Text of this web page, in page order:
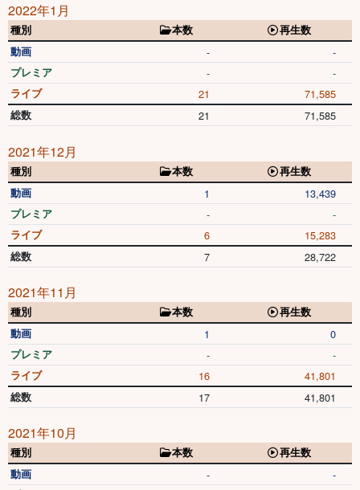
2022年1月
種別 本数
再生数
動画
- -
プレミア - -
ライブ 21 71,585
総数 21 71,585
2021年12月
種別 本数
再生数
動画
1 13,439
プレミア - -
ライブ 6 15,283
総数 7 28,722
2021年11月
種別 本数
再生数
動画
1 0
プレミア - -
ライブ 16 41,801
総数 17 41,801
2021年10月
種別 本数
再生数
動画
- -